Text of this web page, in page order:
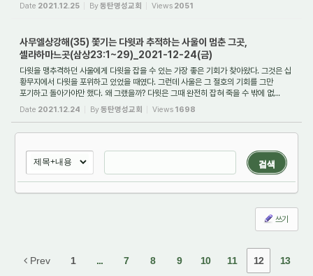
Date 2021.12.25 By동탄명성교회 Views 2051
사무엘상강해(35) 쫓기는 다윗과 추적하는 사울이 멈춘 그곳,
셀라하마느곳(삼상23:1~29)_2021-12-24(금)
다윗을 맹추격하던 사울에게 다윗을 잡을 수 있는 가장 좋은 기회가 찾아왔다. 그것은 십
황무지에서 다윗을 포위하고 있었을 때였다. 그런데 사울은 그 절호의 기회를 그만
포기하고 돌아가야만 했다. 왜 그랬을까? 다윗은 그때 완전히 잡혀 죽을 수 밖에 없...
Date 2021.12.24 By동탄명성교회 Views 1698
검색
쓰기
Prev 1 ... 7 8 9 10 11 12 13